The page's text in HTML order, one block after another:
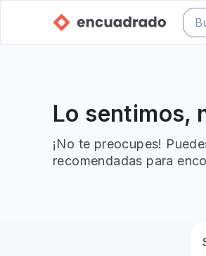
Lo sentimos,
¡No te preocupes!
recomendadas para